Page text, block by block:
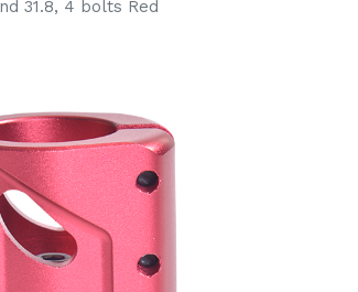
31.8, 4 bolts Red